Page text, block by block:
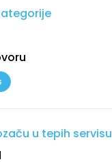
u tepih servisu